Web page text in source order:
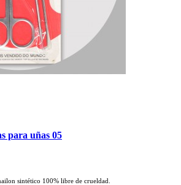
para uñas 05
sintético 100% libre de crueldad.